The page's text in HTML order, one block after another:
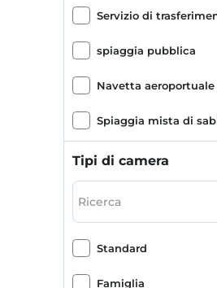
spiaggia pubblica
Bar della piscina
Tipi di camera
Standard
Famiglia